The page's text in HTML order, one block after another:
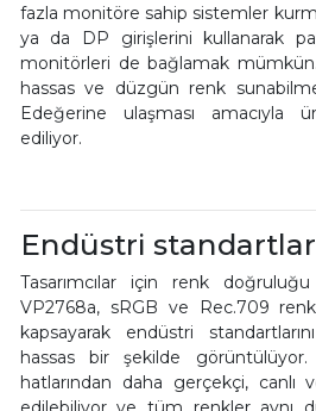
fazla monitöre sahip sistemler
ya da DP girişlerini kullanarak
monitörleri de bağlamak
hassas ve düzgün renk
Edeğerine ulaşması amacıyla
ediliyor.
Endüstri
Tasarımcılar için renk
VP2768a, sRGB ve Rec.709 renk
kapsayarak endüstri
hassas bir şekilde
hatlarından daha gerçekçi,